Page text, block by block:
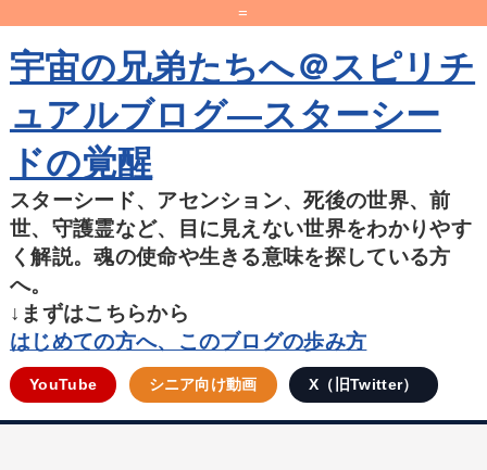
=
宇宙の兄弟たちへ＠スピリチ
ュアルブログ―スターシー
ドの覚醒
スターシード、アセンション、死後の世界、前
世、守護霊など、目に見えない世界をわかりやす
く解説。魂の使命や生きる意味を探している方
へ。
↓まずはこちらから
はじめての方へ、このブログの歩み方
YouTube シニア向け動画 X（旧Twitter）